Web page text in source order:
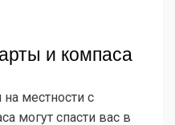
и компаса
местности с
могут спасти вас в